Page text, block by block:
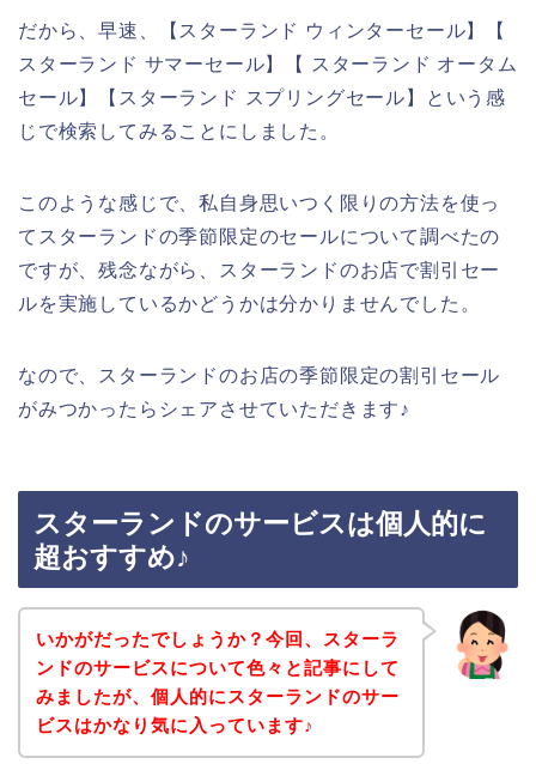
だから、早速、【スターランド ウィンターセール】【
スターランド サマーセール】【 スターランド オータム
セール】【スターランド スプリングセール】という感
じで検索してみることにしました。
このような感じで、私自身思いつく限りの方法を使っ
てスターランドの季節限定のセールについて調べたの
ですが、残念ながら、スターランドのお店で割引セー
ルを実施しているかどうかは分かりませんでした。
なので、スターランドのお店の季節限定の割引セール
がみつかったらシェアさせていただきます♪
スターランドのサービスは個人的に
超おすすめ♪
いかがだったでしょうか？今回、スターラ
ンドのサービスについて色々と記事にして
みましたが、個人的にスターランドのサー
ビスはかなり気に入っています♪